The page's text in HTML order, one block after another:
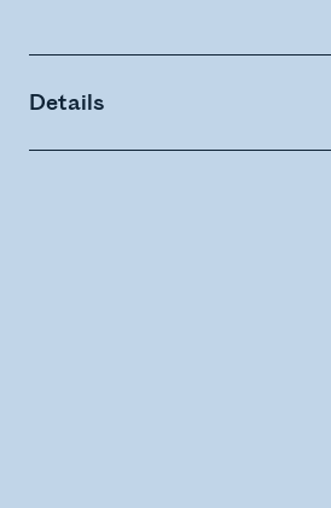
Details